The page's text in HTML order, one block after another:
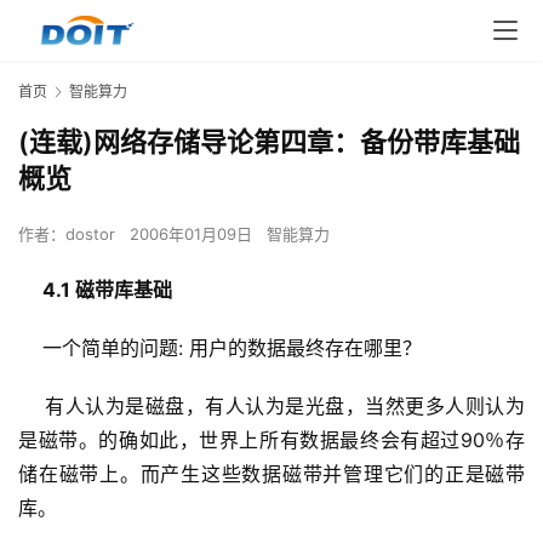
首页 智能算力
(连载)网络存储导论第四章：备份带库基础
概览
作者： dostor 2006年01月09日 智能算力
4.1 磁带库基础
一个简单的问题: 用户的数据最终存在哪里？
有人认为是磁盘，有人认为是光盘，当然更多人则认为
是磁带。的确如此，世界上所有数据最终会有超过90％存
储在磁带上。而产生这些数据磁带并管理它们的正是磁带
库。